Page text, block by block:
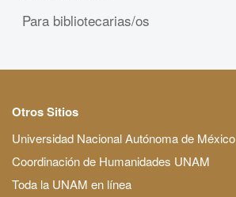
Para bibliotecarias/os
Otros Sitios
Universidad Nacional Autónoma de México
Coordinación de Humanidades UNAM
Toda la UNAM en línea